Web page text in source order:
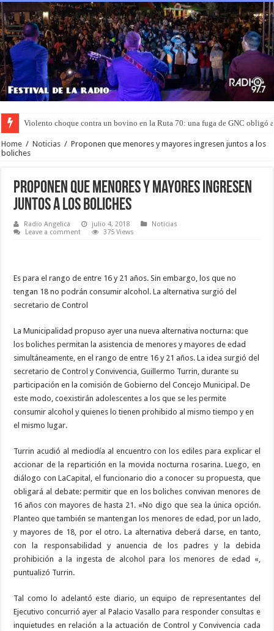
Violento choque contra un bovino en la Ruta 70: una fuga de GNC obligó
Murió el joven que había sido rociado con nafta y prendido fuego en San
Home / Noticias / Proponen que menores y mayores ingresen juntos a los
boliches
Proponen que menores y mayores ingresen
juntos a los boliches
Radio Angelica julio 4, 2018
Noticias
Leave a comment
375 Views
Es para el rango de entre 16 y 21 años. Sin embargo, los que no
tengan 18 no podrán consumir alcohol. La alternativa surgió del
secretario de Control
La Municipalidad propuso ayer una nueva alternativa nocturna: que
los boliches permitan la asistencia de menores y mayores de edad
simultáneamente, en el rango de entre 16 y 21 años. La idea surgió del
secretario de Control y Convivencia, Guillermo Turrin, durante su
participación en la comisión de Gobierno del Concejo Municipal. De
este modo, coexistirán adolescentes a los que se les permite
consumir alcohol y quienes lo tienen prohibido al mismo tiempo y en
el mismo lugar.
Turrin acudió al mediodía al encuentro con los ediles para explicar el
accionar de la repartición en la movida nocturna rosarina. Luego, en
diálogo con LaCapital, el funcionario dio a conocer su propuesta, que
obligará al debate: permitir que en los boliches convivan menores de
16 años con mayores de hasta 21. «No digo que sea la única opción.
Planteo que también se mantengan los menores de edad, por un lado,
y mayores de 18, por el otro. La alternativa deberá darse, en tanto,
con la responsabilidad y anuencia de los padres y la debida
prohibición a la ingesta de alcohol para los menores de edad «,
puntualizó Turrin.
Tal como lo adelantó este diario, un equipo de representantes del
Ejecutivo concurrió ayer al Palacio Vasallo para responder consultas e
inquietudes en relación a la actuación de Control y Convivencia cada